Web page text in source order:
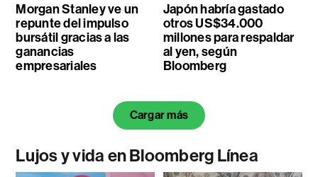
Morgan Stanley ve un
repunte del impulso
bursátil gracias a las
ganancias
empresariales
Japón habría gastado
otros US$34.000
millones para respaldar
al yen, según
Bloomberg
Cargar más
Lujos y vida en Bloomberg Línea